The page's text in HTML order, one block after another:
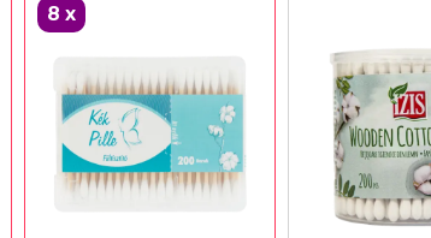
8 x